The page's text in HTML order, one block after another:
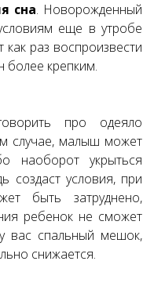
сна. Новорожденный
еще в утробе
раз воспроизвести
более крепким.
про одеяло
случае, малыш может
наоборот укрыться
создаст условия, при
быть затруднено,
ребенок не сможет
вас спальный мешок,
снижается.